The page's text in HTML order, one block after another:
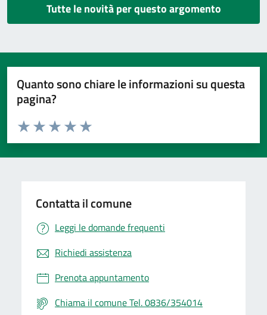
Tutte le novità per questo argomento
Quanto sono chiare le informazioni su questa
pagina?
Valuta da 1 a 5 stelle la pagina
Valuta 5 stelle su 5
Valuta 4 stelle su 5
Valuta 3 stelle su 5
Valuta 2 stelle su 5
Valuta 1 stelle su 5
Contatta il comune
Leggi le domande frequenti
Richiedi assistenza
Prenota appuntamento
Chiama il comune Tel. 0836/354014